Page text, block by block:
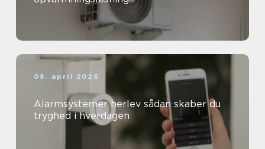
08. april 2026
Alarmsystemer herlev sådan skaber du
tryghed i hverdagen